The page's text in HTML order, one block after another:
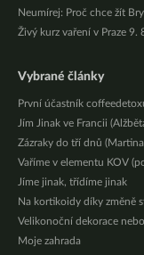
Neumírej: Proč chce žít
Živý kurz vaření v Praze 9.
Vybrané články
První účastník
Jím Jinak ve Francii
Zázraky do tří dnů
Vaříme v elementu KOV
Jíme jinak, třídíme jinak
Na kortikoidy díky změně
Velikonoční dekorace
Moje zahrada